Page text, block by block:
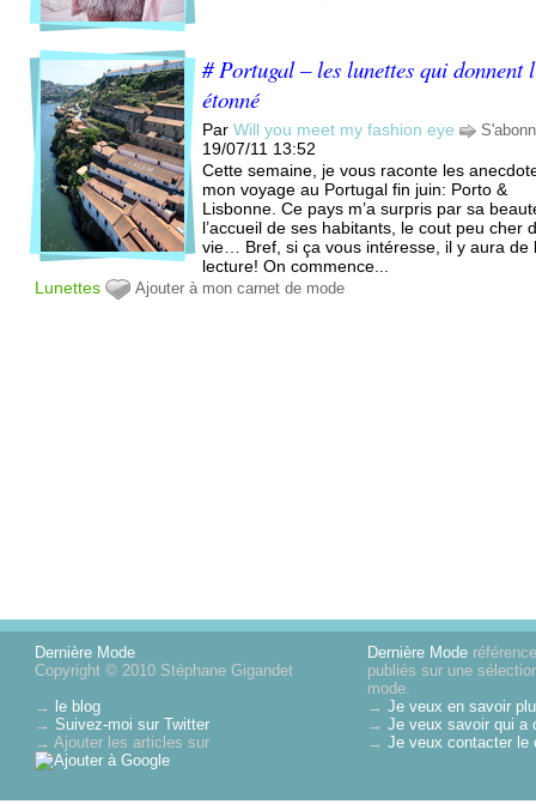
# Portugal – les lunettes qui donnent
étonné
ParWill you meet my fashion eye
19/07/11 13:52
Cette semaine, je vous raconte les
mon voyage au Portugal fin juin: Porto &
Lisbonne. Ce pays m’a surpris par sa
l’accueil de ses habitants, le cout peu cher
vie… Bref, si ça vous intéresse, il y aura de
lecture! On commence...
Lunettes
Ajouter à mon carnet de mode
Dernière Mode
Copyright © 2010 Stéphane Gigandet
→ le blog
→Suivez-moi sur Twitter
→ Ajouter les articles sur
Dernière Mode
publiés sur une
mode.
→Je veux en savoir
→Je veux savoir qui a
→Je veux contacter le